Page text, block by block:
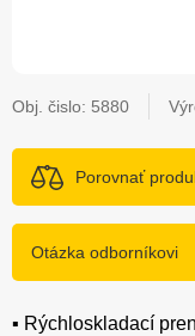
Obj. čislo: 5880
Porovnať
Otázka odborníkovi
▪️ Rýchloskladací